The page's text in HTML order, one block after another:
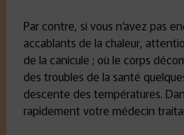
Par contre, si vous n’avez pas
accablants de la chaleur,
de la canicule ; où le corps
des troubles de la santé
descente des températures.
rapidement votre médecin